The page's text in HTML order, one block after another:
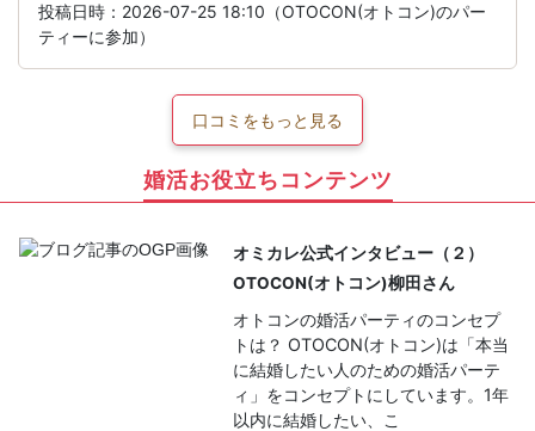
投稿日時：2026-07-25 18:10（OTOCON(オトコン)のパー
ティーに参加）
口コミをもっと見る
婚活お役立ちコンテンツ
オミカレ公式インタビュー（２）
OTOCON(オトコン)柳田さん
オトコンの婚活パーティのコンセプ
トは？ OTOCON(オトコン)は「本当
に結婚したい人のための婚活パーテ
ィ」をコンセプトにしています。1年
以内に結婚したい、こ